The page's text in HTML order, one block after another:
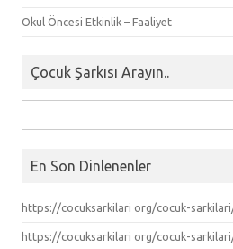
Okul Öncesi Etkinlik – Faaliyet
Çocuk Şarkısı Arayın..
En Son Dinlenenler
https://cocuksarkilari org/cocuk-
https://cocuksarkilari org/cocuk-